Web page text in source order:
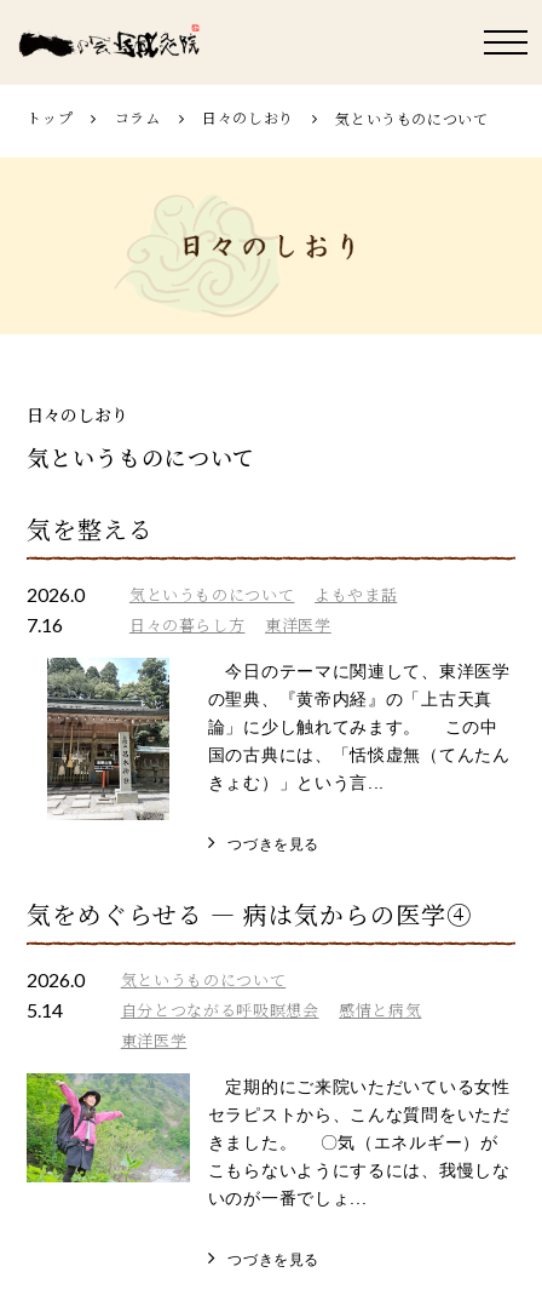
トップ コラム 日々のしおり 気というものについて
日々のしおり
気というものについて
気を整える
2026.0
7.16
気というものについて
よもやま話
日々の暮らし方
東洋医学
今日のテーマに関連して、東洋医学
の聖典、『黄帝内経』の「上古天真
論」に少し触れてみます。 この中
国の古典には、「恬惔虚無（てんたん
きょむ）」という言...
つづきを見る
気をめぐらせる ― 病は気からの医学④
2026.0
5.14
気というものについて
自分とつながる呼吸瞑想会
感情と病気
東洋医学
定期的にご来院いただいている女性
セラピストから、こんな質問をいただ
きました。 〇気（エネルギー）が
こもらないようにするには、我慢しな
いのが一番でしょ...
つづきを見る